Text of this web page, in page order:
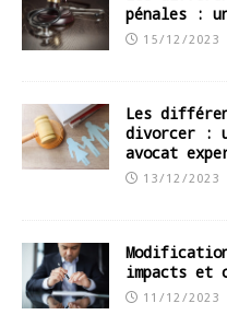
pénales :
15/12/2023
Les
divorcer :
avocat
13/12/2023
impacts et
11/12/2023